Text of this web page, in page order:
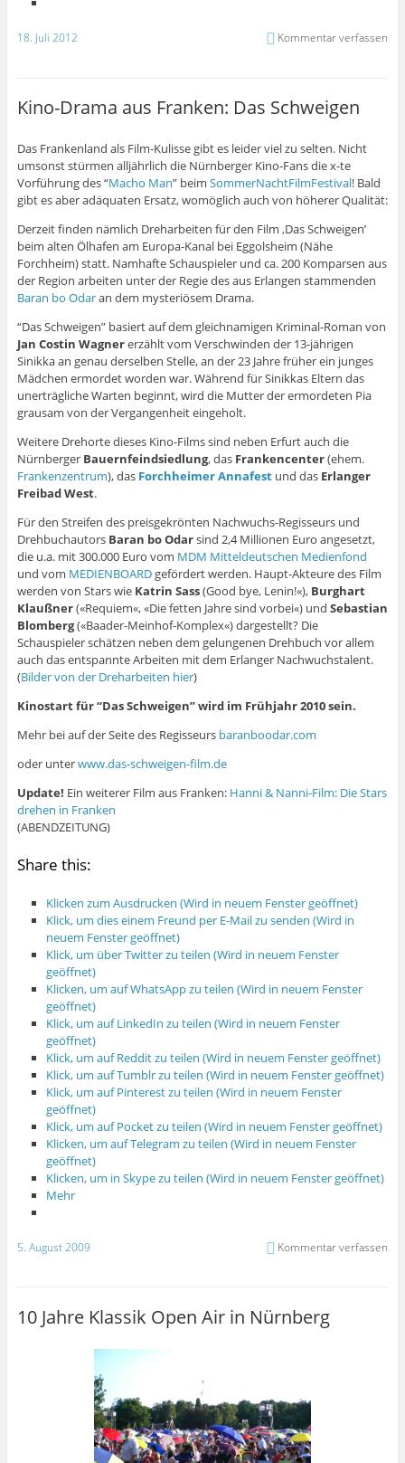
18. Juli 2012 Kommentar verfassen
Kino-Drama aus Franken: Das Schweigen
Das Frankenland als Film-Kulisse gibt es leider viel zu selten. Nicht
umsonst stürmen alljährlich die Nürnberger Kino-Fans die x-te
Vorführung des “Macho Man” beim SommerNachtFilmFestival! Bald
gibt es aber adäquaten Ersatz, womöglich auch von höherer Qualität:
Derzeit finden nämlich Dreharbeiten für den Film ,Das Schweigen’
beim alten Ölhafen am Europa-Kanal bei Eggolsheim (Nähe
Forchheim) statt. Namhafte Schauspieler und ca. 200 Komparsen aus
der Region arbeiten unter der Regie des aus Erlangen stammenden
Baran bo Odaran dem mysteriösem Drama.
“Das Schweigen” basiert auf dem gleichnamigen Kriminal-Roman von
Jan Costin Wagnererzählt vom Verschwinden der 13-jährigen
Sinikka an genau derselben Stelle, an der 23 Jahre früher ein junges
Mädchen ermordet worden war. Während für Sinikkas Eltern das
unerträgliche Warten beginnt, wird die Mutter der ermordeten Pia
grausam von der Vergangenheit eingeholt.
Weitere Drehorte dieses Kino-Films sind neben Erfurt auch die
Nürnberger Bauernfeindsiedlung, das Frankencenter(ehem.
Frankenzentrum), das Forchheimer Annafestund das Erlanger
Freibad West.
Für den Streifen des preisgekrönten Nachwuchs-Regisseurs und
Drehbuchautors Baran bo Odarsind 2,4 Millionen Euro angesetzt,
die u.a. mit 300.000 Euro vom MDM Mitteldeutschen Medienfond
und vom MEDIENBOARDgefördert werden. Haupt-Akteure des Film
werden von Stars wie Katrin Sass(Good bye, Lenin!«), Burghart
Klaußner(«Requiem«, «Die fetten Jahre sind vorbei«) und Sebastian
Blomberg(«Baader-Meinhof-Komplex«) dargestellt? Die
Schauspieler schätzen neben dem gelungenen Drehbuch vor allem
auch das entspannte Arbeiten mit dem Erlanger Nachwuchstalent.
(Bilder von der Dreharbeiten hier)
Kinostart für “Das Schweigen” wird im Frühjahr 2010 sein.
Mehr bei auf der Seite des Regisseurs baranboodar.com
oder unterwww.das-schweigen-film.de
Update! Ein weiterer Film aus Franken: Hanni & Nanni-Film: Die Stars
drehen in Franken
(ABENDZEITUNG)
Share this:
Klicken zum Ausdrucken (Wird in neuem Fenster geöffnet)
Klick, um dies einem Freund per E-Mail zu senden (Wird in
neuem Fenster geöffnet)
Klick, um über Twitter zu teilen (Wird in neuem Fenster
geöffnet)
Klicken, um auf WhatsApp zu teilen (Wird in neuem Fenster
geöffnet)
Klick, um auf LinkedIn zu teilen (Wird in neuem Fenster
geöffnet)
Klick, um auf Reddit zu teilen (Wird in neuem Fenster geöffnet)
Klick, um auf Tumblr zu teilen (Wird in neuem Fenster geöffnet)
Klick, um auf Pinterest zu teilen (Wird in neuem Fenster
geöffnet)
Klick, um auf Pocket zu teilen (Wird in neuem Fenster geöffnet)
Klicken, um auf Telegram zu teilen (Wird in neuem Fenster
geöffnet)
Klicken, um in Skype zu teilen (Wird in neuem Fenster geöffnet)
Mehr
5. August 2009 Kommentar verfassen
10 Jahre Klassik Open Air in Nürnberg